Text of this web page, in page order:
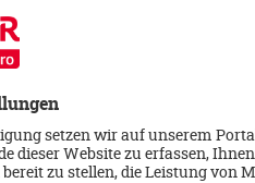
nicht zu kurz. An unzähligen
Mai, welcher sogar der
– Taschen, Klamotten,
geben Fleisch und
denn die thailändische